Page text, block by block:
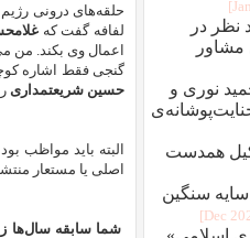
حلقه‌‌های درونی
لفافه گفت که
اعمال وی بکند. من
گنجی فقط اشاره‌
حسین شریعتمداری
البته بايد مواظب
اصلی یا مستعار
شما سابقه سال‌ها
نظر در
مشاور
نوری و
همدست
سنگین